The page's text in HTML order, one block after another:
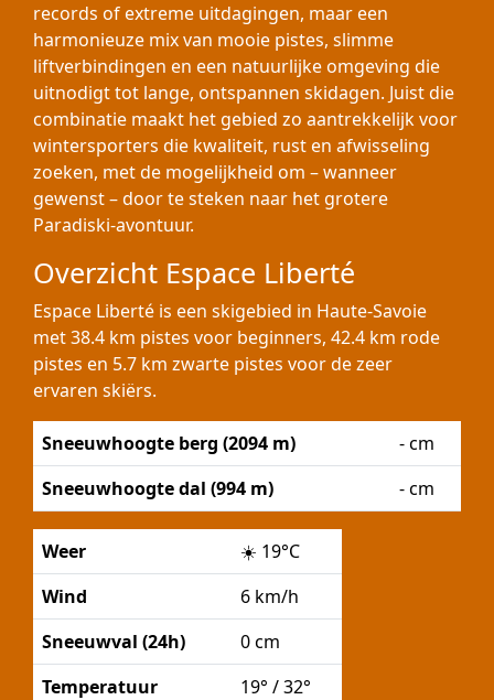
records of extreme uitdagingen, maar een
harmonieuze mix van mooie pistes, slimme
liftverbindingen en een natuurlijke omgeving die
uitnodigt tot lange, ontspannen skidagen. Juist die
combinatie maakt het gebied zo aantrekkelijk voor
wintersporters die kwaliteit, rust en afwisseling
zoeken, met de mogelijkheid om – wanneer
gewenst – door te steken naar het grotere
Paradiski-avontuur.
Overzicht Espace Liberté
Espace Liberté is een skigebied in Haute-Savoie
met 38.4 km pistes voor beginners, 42.4 km rode
pistes en 5.7 km zwarte pistes voor de zeer
ervaren skiërs.
Sneeuwhoogte berg (2094 m)
- cm
Sneeuwhoogte dal (994 m)
- cm
Weer ☀️ 19°C
Wind
6 km/h
Sneeuwval (24h)
0 cm
Temperatuur
19° / 32°